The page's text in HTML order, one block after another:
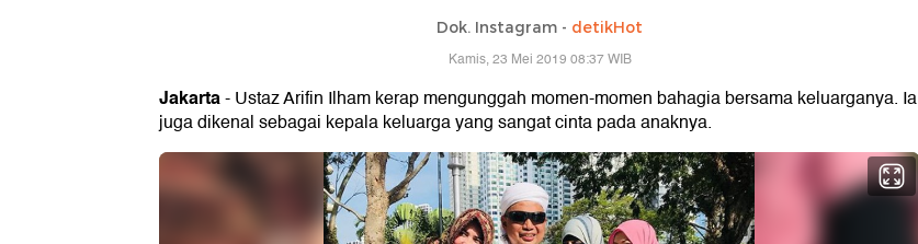
Dok. Instagram - detikHot
Kamis, 23 Mei 2019 08:37 WIB
Jakarta- Ustaz Arifin Ilham kerap mengunggah momen-momen bahagia bersama keluarganya. Ia
juga dikenal sebagai kepala keluarga yang sangat cinta pada anaknya.